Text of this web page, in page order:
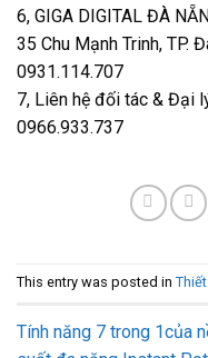
6, GIGA DIGITAL ĐÀ
35 Chu Mạnh Trinh, TP.
0931.114.707
7, Liên hệ đối tác & Đại
0966.933.737
This entry was posted in
Tính năng 7 trong 1của